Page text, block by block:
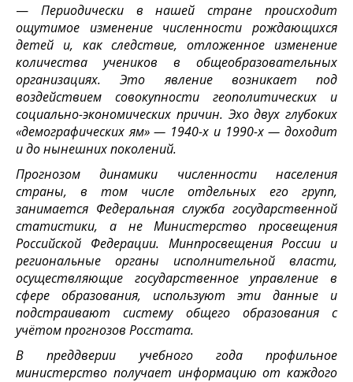
— Периодически в нашей стране происходит
ощутимое изменение численности рождающихся
детей и, как следствие, отложенное изменение
количества учеников в общеобразовательных
организациях. Это явление возникает под
воздействием совокупности геополитических и
социально-экономических причин. Эхо двух глубоких
«демографических ям» — 1940-х и 1990-х — доходит
и до нынешних поколений.
Прогнозом динамики численности населения
страны, в том числе отдельных его групп,
занимается Федеральная служба государственной
статистики, а не Министерство просвещения
Российской Федерации. Минпросвещения России и
региональные органы исполнительной власти,
осуществляющие государственное управление в
сфере образования, используют эти данные и
подстраивают систему общего образования с
учётом прогнозов Росстата.
В преддверии учебного года профильное
министерство получает информацию от каждого